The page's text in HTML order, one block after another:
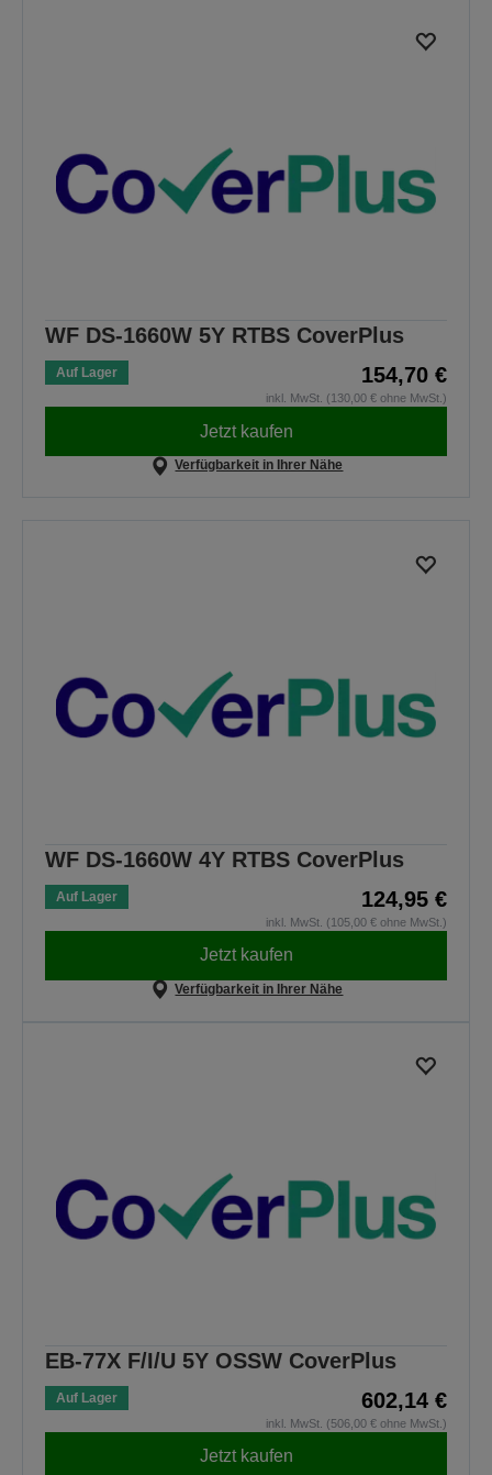
WF DS-1660W 5Y RTBS CoverPlus
Auf Lager 154,70 €
inkl. MwSt. (130,00 € ohne MwSt.)
Jetzt kaufen
Verfügbarkeit in Ihrer Nähe
WF DS-1660W 4Y RTBS CoverPlus
Auf Lager 124,95 €
inkl. MwSt. (105,00 € ohne MwSt.)
Jetzt kaufen
Verfügbarkeit in Ihrer Nähe
EB-77X F/I/U 5Y OSSW CoverPlus
Auf Lager 602,14 €
inkl. MwSt. (506,00 € ohne MwSt.)
Jetzt kaufen